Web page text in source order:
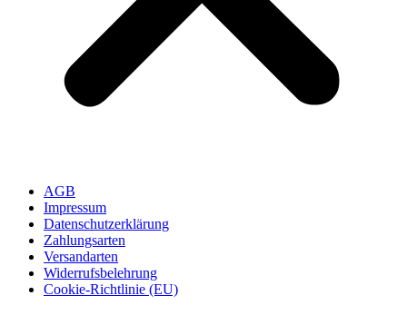
AGB
Impressum
Datenschutzerklärung
Zahlungsarten
Versandarten
Widerrufsbelehrung
Cookie-Richtlinie (EU)